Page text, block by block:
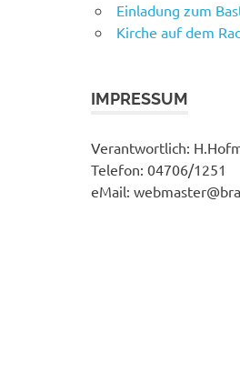
Einladung zum
Kirche auf dem
IMPRESSUM
Verantwortlich:
Telefon: 04706/1251
eMail: